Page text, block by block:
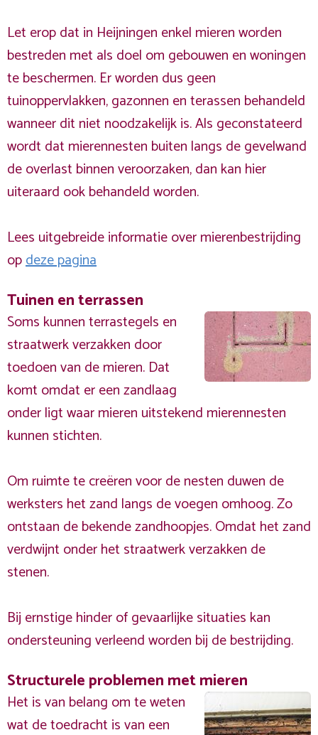
Let erop dat in Heijningen enkel mieren worden
bestreden met als doel om gebouwen en woningen
te beschermen. Er worden dus geen
tuinoppervlakken, gazonnen en terassen behandeld
wanneer dit niet noodzakelijk is. Als geconstateerd
wordt dat mierennesten buiten langs de gevelwand
de overlast binnen veroorzaken, dan kan hier
uiteraard ook behandeld worden.
Lees uitgebreide informatie over mierenbestrijding
opdeze pagina
Tuinen en terrassen
Soms kunnen terrastegels en
straatwerk verzakken door
toedoen van de mieren. Dat
komt omdat er een zandlaag
onder ligt waar mieren uitstekend mierennesten
kunnen stichten.
Om ruimte te creëren voor de nesten duwen de
werksters het zand langs de voegen omhoog. Zo
ontstaan de bekende zandhoopjes. Omdat het zand
verdwijnt onder het straatwerk verzakken de
stenen.
Bij ernstige hinder of gevaarlijke situaties kan
ondersteuning verleend worden bij de bestrijding.
Structurele problemen met mieren
Het is van belang om te weten
wat de toedracht is van een